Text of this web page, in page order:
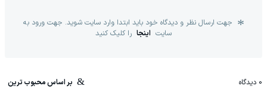
جهت ارسال نظر و دیدگاه خود باید ابتدا وارد سایت شوید. جهت ورود به
سایت اینجا را کلیک کنید
0 دیدگاه بر اساس محبوب ترین